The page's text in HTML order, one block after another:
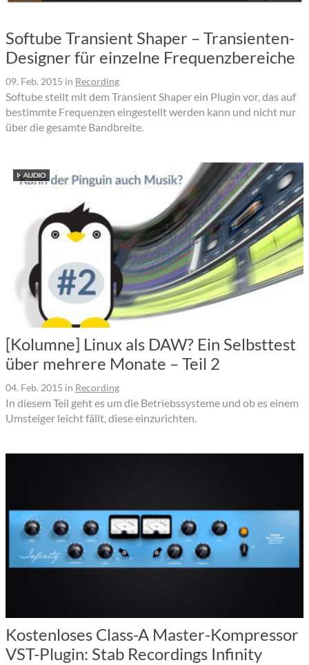
Softube Transient Shaper – Transienten-
Designer für einzelne Frequenzbereiche
09. Feb. 2015 in Recording
Softube stellt mit dem Transient Shaper ein Plugin vor, das auf
bestimmte Frequenzen eingestellt werden kann und nicht nur
über die gesamte Bandbreite.
[Kolumne] Linux als DAW? Ein Selbsttest
über mehrere Monate – Teil 2
04. Feb. 2015 in Recording
In diesem Teil geht es um die Betriebssysteme und ob es einem
Umsteiger leicht fällt, diese einzurichten.
Kostenloses Class-A Master-Kompressor
VST-Plugin: Stab Recordings Infinity